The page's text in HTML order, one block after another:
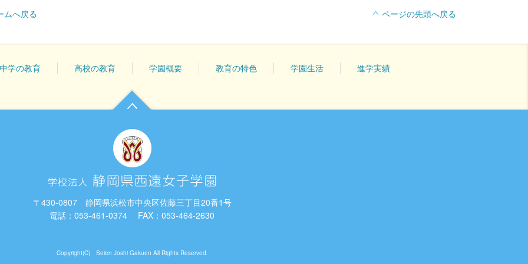
ムへ戻る ページの先頭へ戻る
中学の教育 高校の教育 学園概要 教育の特色 学園生活 進学実績
〒430-0807 静岡県浜松市中央区佐藤三丁目20番1号
電話： 053-461-0374 FAX：053-464-2630
Copyright(C) Seien Joshi Gakuen All Rights Reserved.